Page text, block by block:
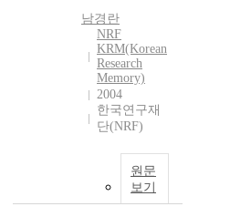
남경란
NRF
KRM(Korean
Research
Memory)
2004
한국연구재
단(NRF)
원문
보기